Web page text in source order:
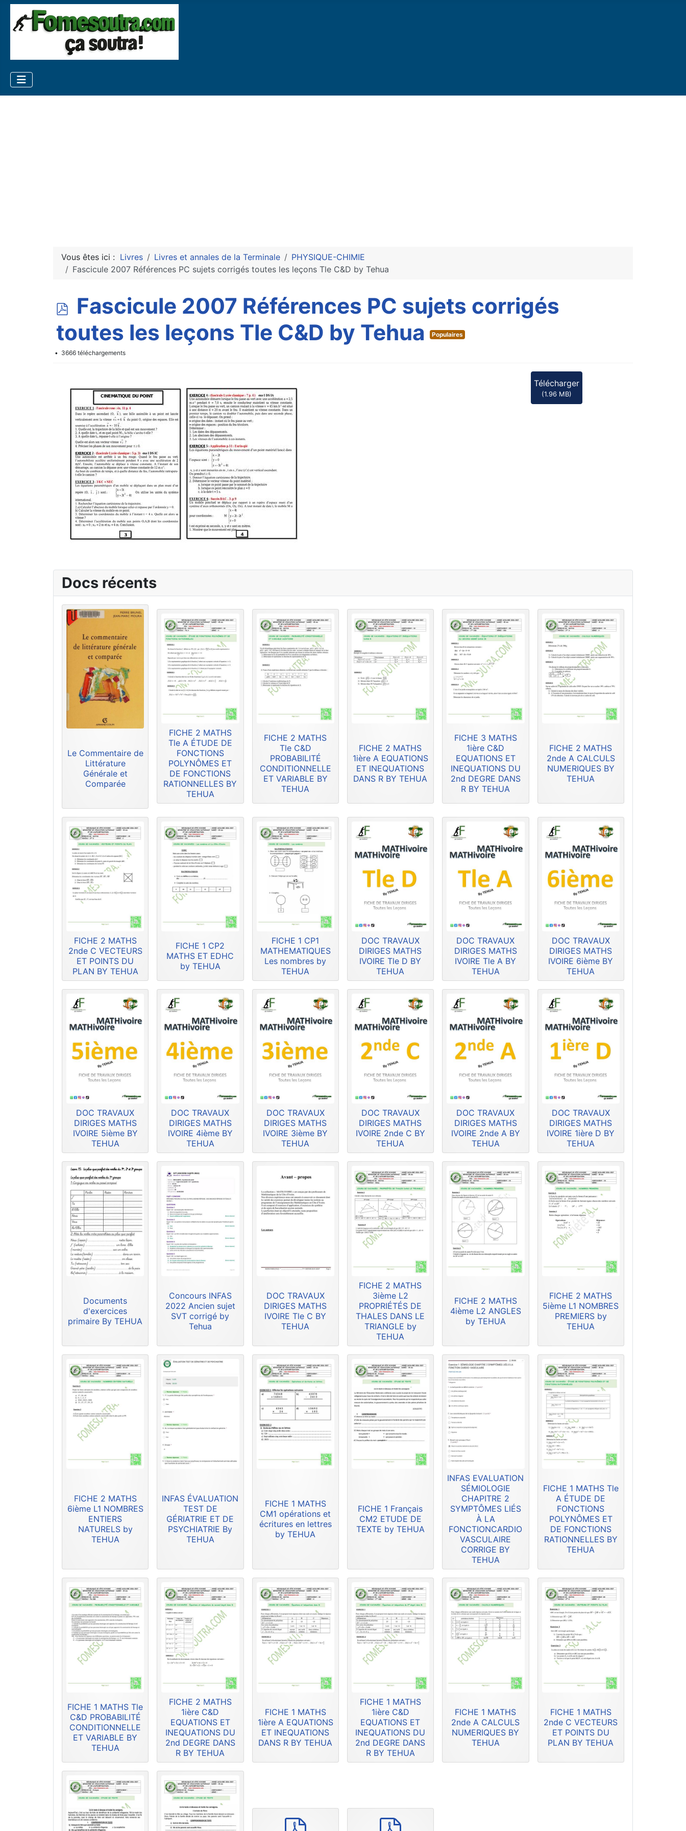
Vous êtes ici : Livres Livres et annales de la Terminale
PHYSIQUE-CHIMIE
Fascicule 2007 Références PC sujets corrigés toutes les leçons Tle C&D by Tehua
p
d
f
Fascicule 2007 Références PC sujets corrigés
toutes les leçons Tle C&D by Tehua
Populaires
3666 téléchargements
Télécharger
(1.96 MB)
Docs récents
Le Commentaire de
Littérature
Générale et
Comparée
FICHE 2 MATHS
Tle A ÉTUDE DE
FONCTIONS
POLYNÔMES ET
DE FONCTIONS
RATIONNELLES BY
TEHUA
FICHE 2 MATHS
Tle C&D
PROBABILITÉ
CONDITIONNELLE
ET VARIABLE BY
TEHUA
FICHE 2 MATHS
1ière A EQUATIONS
ET INEQUATIONS
DANS R BY TEHUA
FICHE 3 MATHS
1ière C&D
EQUATIONS ET
INEQUATIONS DU
2nd DEGRE DANS
R BY TEHUA
FICHE 2 MATHS
2nde A CALCULS
NUMERIQUES BY
TEHUA
FICHE 2 MATHS
2nde C VECTEURS
ET POINTS DU
PLAN BY TEHUA
FICHE 1 CP2
MATHS ET EDHC
by TEHUA
FICHE 1 CP1
MATHEMATIQUES
Les nombres by
TEHUA
DOC TRAVAUX
DIRIGES MATHS
IVOIRE Tle D BY
TEHUA
DOC TRAVAUX
DIRIGES MATHS
IVOIRE Tle A BY
TEHUA
DOC TRAVAUX
DIRIGES MATHS
IVOIRE 6ième BY
TEHUA
DOC TRAVAUX
DIRIGES MATHS
IVOIRE 5ième BY
TEHUA
DOC TRAVAUX
DIRIGES MATHS
IVOIRE 4ième BY
TEHUA
DOC TRAVAUX
DIRIGES MATHS
IVOIRE 3ième BY
TEHUA
DOC TRAVAUX
DIRIGES MATHS
IVOIRE 2nde C BY
TEHUA
DOC TRAVAUX
DIRIGES MATHS
IVOIRE 2nde A BY
TEHUA
DOC TRAVAUX
DIRIGES MATHS
IVOIRE 1ière D BY
TEHUA
Documents
d'exercices
primaire By TEHUA
Concours INFAS
2022 Ancien sujet
SVT corrigé by
Tehua
DOC TRAVAUX
DIRIGES MATHS
IVOIRE Tle C BY
TEHUA
FICHE 2 MATHS
3ième L2
PROPRIÉTÉS DE
THALES DANS LE
TRIANGLE by
TEHUA
FICHE 2 MATHS
4ième L2 ANGLES
by TEHUA
FICHE 2 MATHS
5ième L1 NOMBRES
PREMIERS by
TEHUA
FICHE 2 MATHS
6ième L1 NOMBRES
ENTIERS
NATURELS by
TEHUA
INFAS ÉVALUATION
TEST DE
GÉRIATRIE ET DE
PSYCHIATRIE By
TEHUA
FICHE 1 MATHS
CM1 opérations et
écritures en lettres
by TEHUA
FICHE 1 Français
CM2 ETUDE DE
TEXTE by TEHUA
INFAS EVALUATION
SÉMIOLOGIE
CHAPITRE 2
SYMPTÔMES LIÉS
À LA
FONCTIONCARDIO
VASCULAIRE
CORRIGE BY
TEHUA
FICHE 1 MATHS Tle
A ÉTUDE DE
FONCTIONS
POLYNÔMES ET
DE FONCTIONS
RATIONNELLES BY
TEHUA
FICHE 1 MATHS Tle
C&D PROBABILITÉ
CONDITIONNELLE
ET VARIABLE BY
TEHUA
FICHE 2 MATHS
1ière C&D
EQUATIONS ET
INEQUATIONS DU
2nd DEGRE DANS
R BY TEHUA
FICHE 1 MATHS
1ière A EQUATIONS
ET INEQUATIONS
DANS R BY TEHUA
FICHE 1 MATHS
1ière C&D
EQUATIONS ET
INEQUATIONS DU
2nd DEGRE DANS
R BY TEHUA
FICHE 1 MATHS
2nde A CALCULS
NUMERIQUES BY
TEHUA
FICHE 1 MATHS
2nde C VECTEURS
ET POINTS DU
PLAN BY TEHUA